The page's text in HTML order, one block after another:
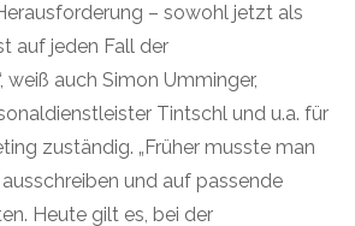
– sowohl jetzt als
auf jeden Fall der
weiß auch Simon Umminger,
Tintschl und u.a. für
zuständig. „Früher musste man
und auf passende
Heute gilt es, bei der